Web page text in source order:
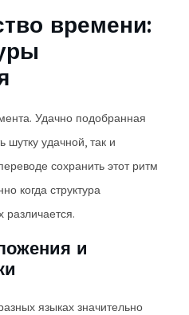
времени:
Удачно подобранная
шутку удачной, так и
сохранить этот ритм
когда структура
различается.
и
языках значительно